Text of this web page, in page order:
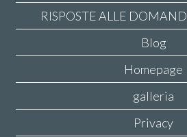
RISPOSTE ALLE
Blog
Homepage
galleria
Privacy